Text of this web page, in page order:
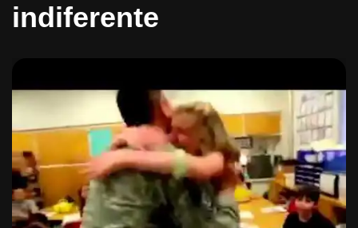
indiferente